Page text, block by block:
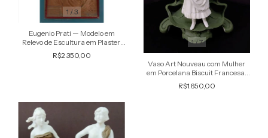
1 /3
Eugenio Prati — Modelo em
Relevo de Escultura em Plaster,
Figura Alada, Anjo Arte Nouveau
R$2.350,00
1/7
Vaso Art Nouveau com Mulher
em Porcelana Biscuit Francesa,
Escultura Antiga Numerada
R$1.650,00